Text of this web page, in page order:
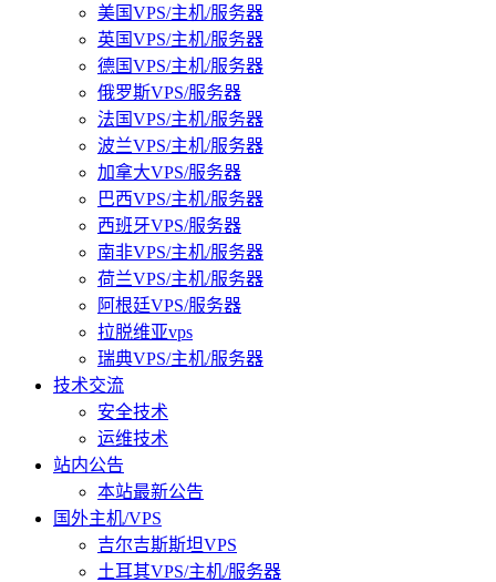
美国VPS/主机/服务器
英国VPS/主机/服务器
德国VPS/主机/服务器
俄罗斯VPS/服务器
法国VPS/主机/服务器
波兰VPS/主机/服务器
加拿大VPS/服务器
巴西VPS/主机/服务器
西班牙VPS/服务器
南非VPS/主机/服务器
荷兰VPS/主机/服务器
阿根廷VPS/服务器
拉脱维亚vps
瑞典VPS/主机/服务器
技术交流
安全技术
运维技术
站内公告
本站最新公告
国外主机/VPS
吉尔吉斯斯坦VPS
土耳其VPS/主机/服务器